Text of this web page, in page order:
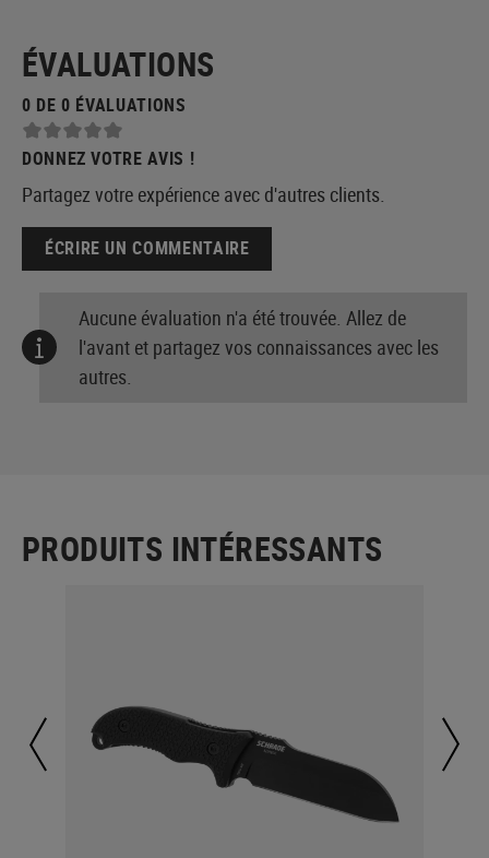
ÉVALUATIONS
0 DE 0 ÉVALUATIONS
DONNEZ VOTRE AVIS !
Partagez votre expérience avec d'autres clients.
ÉCRIRE UN COMMENTAIRE
Aucune évaluation n'a été trouvée. Allez de
l'avant et partagez vos connaissances avec les
autres.
PRODUITS INTÉRESSANTS